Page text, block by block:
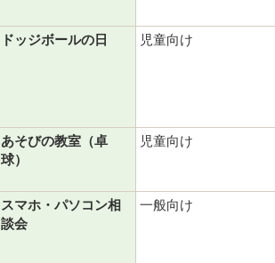
ドッジボールの日
児童向け
あそびの教室（卓
球）
児童向け
スマホ・パソコン相
談会
一般向け